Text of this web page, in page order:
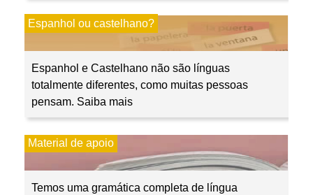
Espanhol ou castelhano?
Espanhol e Castelhano não são línguas
totalmente diferentes, como muitas pessoas
pensam. Saiba mais
Material de apoio
Temos uma gramática completa de língua